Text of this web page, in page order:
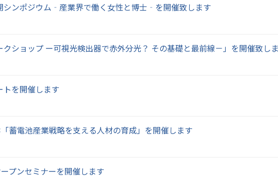
シンポジウム‐産業界で働く女性と博士‐を開催致します
クショップ ー可視光検出器で赤外分光？ その基礎と最前線－」を開催致し
を開催します
蓄電池産業戦略を支える人材の育成」を開催します
プンセミナーを開催します